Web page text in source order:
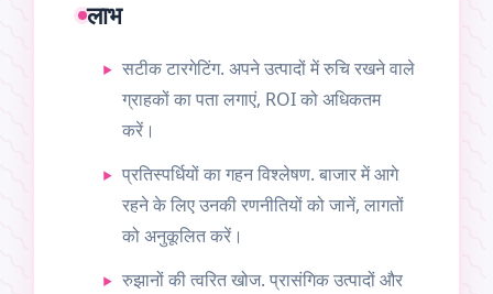
लाभ
सटीक टारगेटिंग. अपने उत्पादों में रुचि रखने वाले
ग्राहकों का पता लगाएं, ROI को अधिकतम
करें।
प्रतिस्पर्धियों का गहन विश्लेषण. बाजार में आगे
रहने के लिए उनकी रणनीतियों को जानें, लागतों
को अनुकूलित करें।
रुझानों की त्वरित खोज. प्रासंगिक उत्पादों और